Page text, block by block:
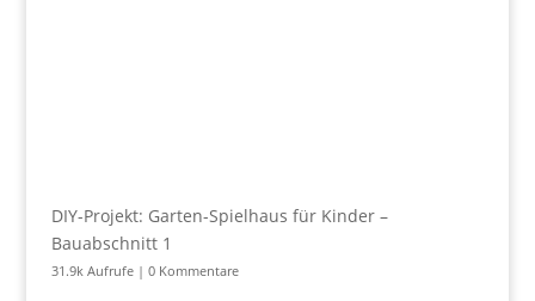
DIY-Projekt: Garten-Spielhaus für Kinder –
Bauabschnitt 1
31.9k Aufrufe| 0 Kommentare